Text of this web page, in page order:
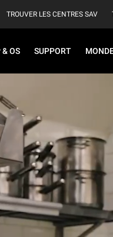
TROUVER LES CENTRES SAV
& OS SUPPORT